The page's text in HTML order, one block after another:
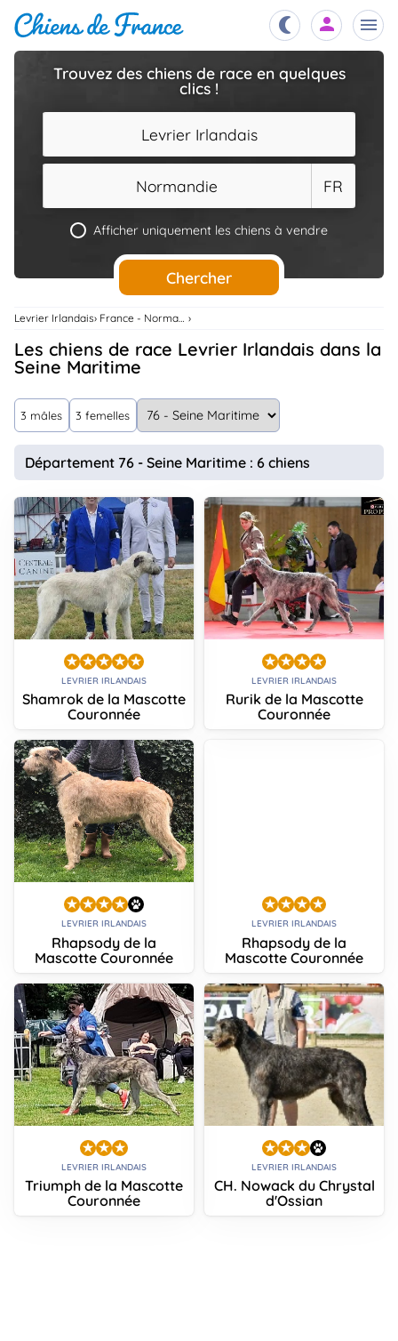
Services
..
Connexion
Trouvez des chiens de race en quelques
clics !
Levrier Irlandais
Normandie FR
Afficher uniquement les chiens à vendre
Chercher
Levrier Irlandais France - Normandie
Les chiens de race Levrier Irlandais dans la
Seine Maritime
3 mâles 3 femelles
Département 76 - Seine Maritime : 6 chiens
LEVRIER IRLANDAIS
Shamrok de la Mascotte
Couronnée
LEVRIER IRLANDAIS
Rurik de la Mascotte
Couronnée
LEVRIER IRLANDAIS
Rhapsody de la
Mascotte Couronnée
LEVRIER IRLANDAIS
Rhapsody de la
Mascotte Couronnée
LEVRIER IRLANDAIS
Triumph de la Mascotte
Couronnée
LEVRIER IRLANDAIS
CH. Nowack du Chrystal
d'Ossian